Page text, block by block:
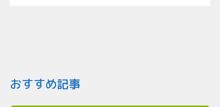
おすすめ記事